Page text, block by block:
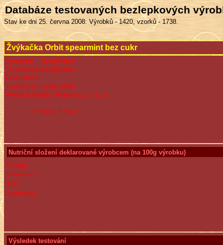
Databáze testovaných bezlepkových
Stav ke dni 25. června 2008: Výrobků - 1420, vzorků - 1738.
Žvýkačka Orbit spearmint bez cukr
Vyrobeno:
(nezjištěno)
Trvanlivost: (nezjištěno)
Číslo šarže:
Testováno: duben 2008
Výrobce: Wrigley Poland sp. z. o. o.
Poznaň, Polsko
Nutriční složení deklarované výrobcem (na 100g výrobku)
Energie:
-
Bílkoviny: -
Tuk:
-
Sacharidy: -
Výsledek testování